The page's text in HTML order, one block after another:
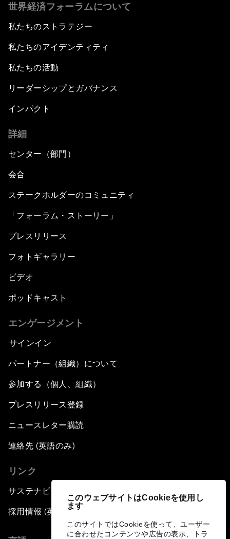
このウェブサイトはCookieを使用し
ます
このサイトではCookieを使って、ユーザー
に合わせたコンテンツや広告の表示、トラ
世界経済フォーラムについて
私たちのストラテジー
私たちのアイデンティティ
私たちの活動
リーダーシップとガバナンス
インパクト
詳細
センター（部門）
会合
ステークホルダーのコミュニティ
「フォーラム・ストーリー」
プレスリリース
フォトギャラリー
ビデオ
ポッドキャスト
エンゲージメント
サインイン
パートナー（組織）について
参加する（個人、組織）
プレスリリース登録
ニュースレター購読
連絡先 (英語のみ)
リンク
サステナビリティへの取り組み
採用情報 (英語のみ)